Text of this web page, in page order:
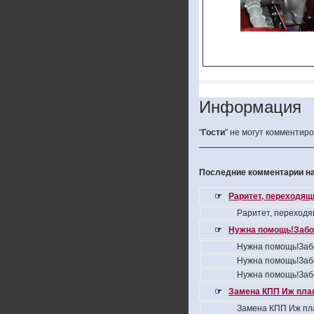
Информация
"Гости" не могут
Последние комментарии
☞
Раритет,
Раритет,
☞
Нужна
Нужна
Нужна
Нужна
☞
Замена КПП Иж
Замена КПП Иж